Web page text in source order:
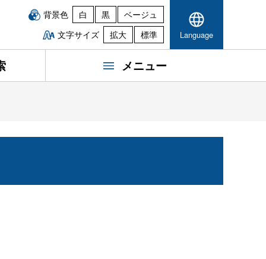
背景色 白 黒
ベージュ
文字サイズ
拡大 標準 Language
メニュー